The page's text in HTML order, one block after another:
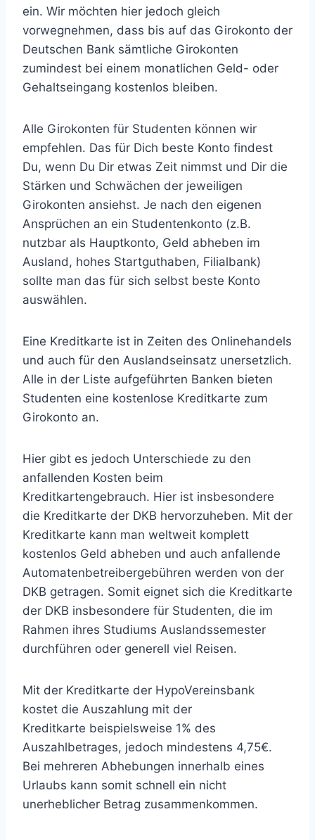
ein. Wir möchten hier jedoch gleich
vorwegnehmen, dass bis auf das Girokonto der
Deutschen Bank sämtliche Girokonten
zumindest bei einem monatlichen Geld- oder
Gehaltseingang kostenlos bleiben.
Alle Girokonten für Studenten können wir
empfehlen. Das für Dich beste Konto findest
Du, wenn Du Dir etwas Zeit nimmst und Dir die
Stärken und Schwächen der jeweiligen
Girokonten ansiehst. Je nach den eigenen
Ansprüchen an ein Studentenkonto (z.B.
nutzbar als Hauptkonto, Geld abheben im
Ausland, hohes Startguthaben, Filialbank)
sollte man das für sich selbst beste Konto
auswählen.
Eine Kreditkarte ist in Zeiten des Onlinehandels
und auch für den Auslandseinsatz unersetzlich.
Alle in der Liste aufgeführten Banken bieten
Studenten eine kostenlose Kreditkarte zum
Girokonto an.
Hier gibt es jedoch Unterschiede zu den
anfallenden Kosten beim
Kreditkartengebrauch. Hier ist insbesondere
die Kreditkarte der DKB hervorzuheben. Mit der
Kreditkarte kann man weltweit komplett
kostenlos Geld abheben und auch anfallende
Automatenbetreibergebühren werden von der
DKB getragen. Somit eignet sich die Kreditkarte
der DKB insbesondere für Studenten, die im
Rahmen ihres Studiums Auslandssemester
durchführen oder generell viel Reisen.
Mit der Kreditkarte der HypoVereinsbank
kostet die Auszahlung mit der
Kreditkarte beispielsweise 1% des
Auszahlbetrages, jedoch mindestens 4,75€.
Bei mehreren Abhebungen innerhalb eines
Urlaubs kann somit schnell ein nicht
unerheblicher Betrag zusammenkommen.